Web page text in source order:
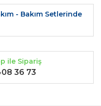
- Bakım Setlerinde
ile Sipariş
36 73